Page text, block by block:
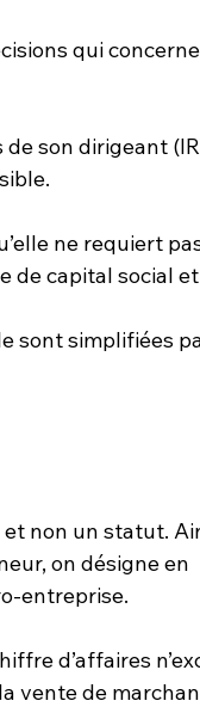
qui
son dirigeant
ne requiert
de capital social
sont simplifiées
non un statut.
on désigne en
entreprise.
d’affaires
vente de